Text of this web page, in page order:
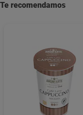
Te recomendamos